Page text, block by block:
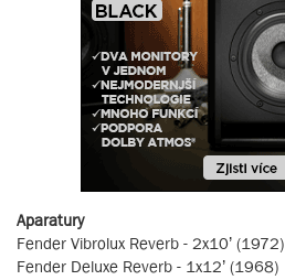
Aparatury
Fender Vibrolux Reverb - 2x10’ (1972)
Fender Deluxe Reverb - 1x12’ (1968)